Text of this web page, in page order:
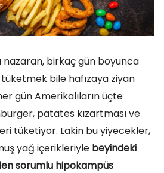
nazaran, birkaç gün boyunca
bile hafızaya ziyan
gün Amerikalıların üçte
patates kızartması ve
tüketiyor. Lakin bu yiyecekler,
yağ içerikleriyle beyindeki
sorumlu hipokampüs